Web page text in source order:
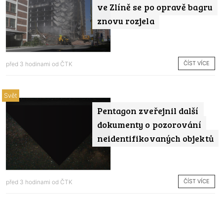
ve Zlíně se po opravě bagru
znovu rozjela
před 3 hodinami od ČTK ČÍST VÍCE
Pentagon zveřejnil další
dokumenty o pozorování
neidentifikovaných objektů
Svět
před 3 hodinami od ČTK ČÍST VÍCE